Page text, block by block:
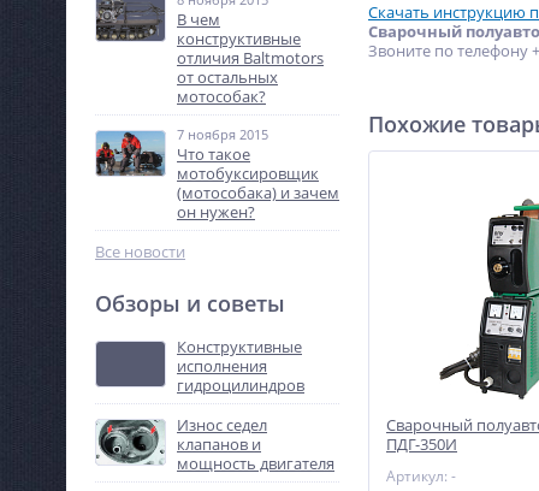
В чем
конструктивные
отличия Baltmotors
от остальных
мотособак?
7 ноября 2015
Что такое
мотобуксировщик
(мотособака) и зачем
он нужен?
Все новости
Обзоры и советы
Конструктивные
исполнения
гидроцилиндров
Износ седел
клапанов и
мощность двигателя
Скачать инструкцию
Сварочный
Звоните по телефону
Похожие
Сварочный
ПДГ-350И
Артикул: -